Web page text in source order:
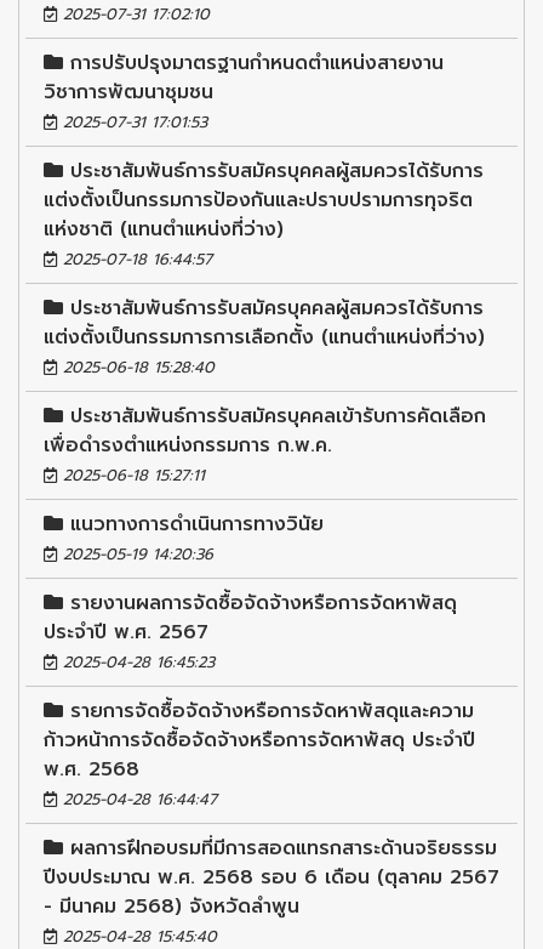
2025-07-31 17:02:10
การปรับปรุงมาตรฐานกำหนดตำแหน่งสายงาน
วิชาการพัฒนาชุมชน
2025-07-31 17:01:53
ประชาสัมพันธ์การรับสมัครบุคคลผู้สมควรได้รับการ
แต่งตั้งเป็นกรรมการป้องกันและปราบปรามการทุจริต
แห่งชาติ (แทนตำแหน่งที่ว่าง)
2025-07-18 16:44:57
ประชาสัมพันธ์การรับสมัครบุคคลผู้สมควรได้รับการ
แต่งตั้งเป็นกรรมการการเลือกตั้ง (แทนตำแหน่งที่ว่าง)
2025-06-18 15:28:40
ประชาสัมพันธ์การรับสมัครบุคคลเข้ารับการคัดเลือก
เพื่อดำรงตำแหน่งกรรมการ ก.พ.ค.
2025-06-18 15:27:11
แนวทางการดำเนินการทางวินัย
2025-05-19 14:20:36
รายงานผลการจัดซื้อจัดจ้างหรือการจัดหาพัสดุ
ประจำปี พ.ศ. 2567
2025-04-28 16:45:23
รายการจัดซื้อจัดจ้างหรือการจัดหาพัสดุและความ
ก้าวหน้าการจัดซื้อจัดจ้างหรือการจัดหาพัสดุ ประจำปี
พ.ศ. 2568
2025-04-28 16:44:47
ผลการฝึกอบรมที่มีการสอดแทรกสาระด้านจริยธรรม
ปีงบประมาณ พ.ศ. 2568 รอบ 6 เดือน (ตุลาคม 2567
- มีนาคม 2568) จังหวัดลำพูน
2025-04-28 15:45:40